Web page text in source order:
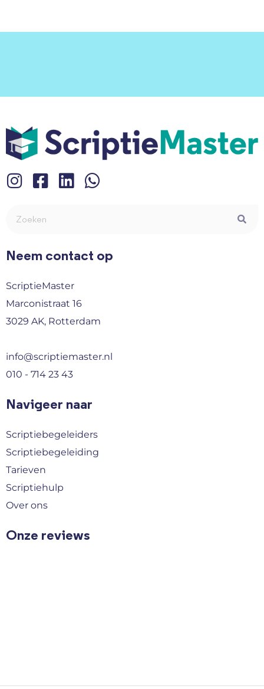
Neem contact op
ScriptieMaster
Marconistraat 16
3029 AK, Rotterdam
info@scriptiemaster.nl
010 - 714 23 43
Navigeer naar
Scriptiebegeleiders
Scriptiebegeleiding
Tarieven
Scriptiehulp
Over ons
Onze reviews